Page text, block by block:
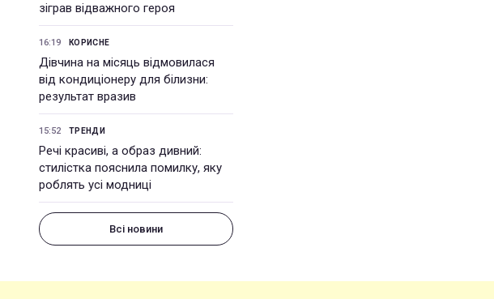
зіграв відважного героя
16:19 КОРИСНЕ
Дівчина на місяць відмовилася
від кондиціонеру для білизни:
результат вразив
15:52 ТРЕНДИ
Речі красиві, а образ дивний:
стилістка пояснила помилку, яку
роблять усі модниці
Всі новини